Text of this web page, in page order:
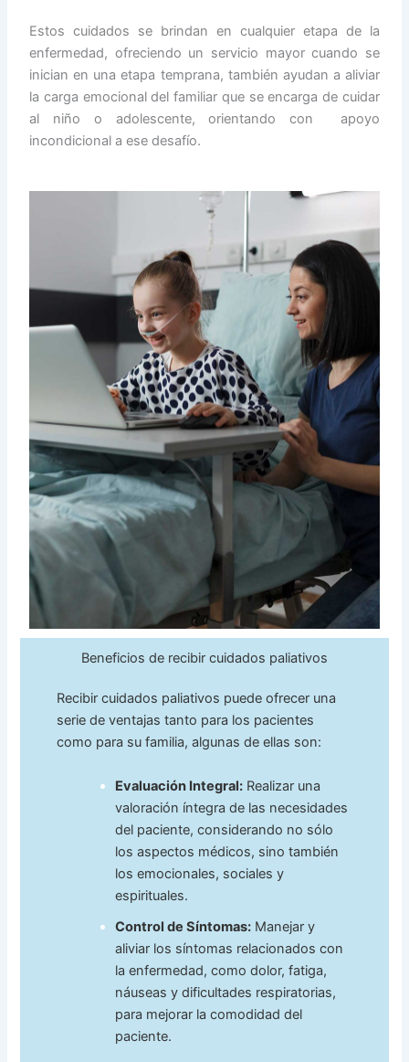
Estos cuidados se brindan en cualquier etapa de la
enfermedad, ofreciendo un servicio mayor cuando se
inician en una etapa temprana, también ayudan a aliviar
la carga emocional del familiar que se encarga de cuidar
al niño o adolescente, orientando con apoyo
incondicional a ese desafío.
Beneficios de recibir cuidados paliativos
Recibir cuidados paliativos puede ofrecer una
serie de ventajas tanto para los pacientes
como para su familia, algunas de ellas son:
Evaluación Integral: Realizar una
valoración íntegra de las necesidades
del paciente, considerando no sólo
los aspectos médicos, sino también
los emocionales, sociales y
espirituales.
Control de Síntomas: Manejar y
aliviar los síntomas relacionados con
la enfermedad, como dolor, fatiga,
náuseas y dificultades respiratorias,
para mejorar la comodidad del
paciente.